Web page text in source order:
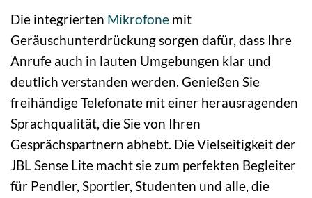
Die integrierten Mikrofone mit
Geräuschunterdrückung sorgen dafür, dass Ihre
Anrufe auch in lauten Umgebungen klar und
deutlich verstanden werden. Genießen Sie
freihändige Telefonate mit einer herausragenden
Sprachqualität, die Sie von Ihren
Gesprächspartnern abhebt. Die Vielseitigkeit der
JBL Sense Lite macht sie zum perfekten Begleiter
für Pendler, Sportler, Studenten und alle, die